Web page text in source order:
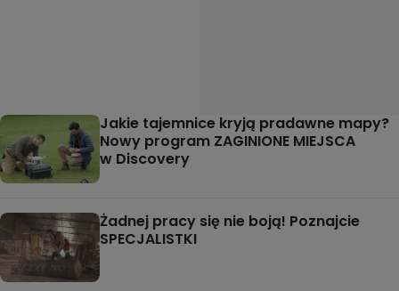
Jakie tajemnice kryją pradawne mapy?
Nowy program ZAGINIONE MIEJSCA
w Discovery
Żadnej pracy się nie boją! Poznajcie
SPECJALISTKI